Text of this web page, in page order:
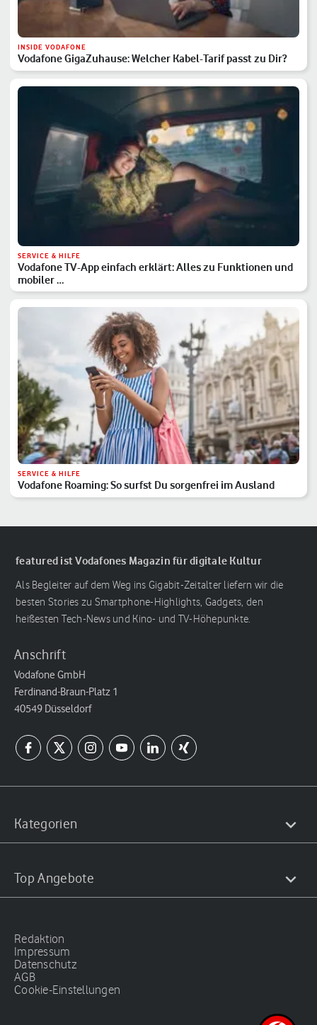
INSIDE VODAFONE
Vodafone GigaZuhause: Welcher Kabel-Tarif passt zu Dir?
SERVICE & HILFE
Vodafone TV-App einfach erklärt: Alles zu Funktionen und
mobiler …
SERVICE & HILFE
Vodafone Roaming: So surfst Du sorgenfrei im Ausland
featured ist Vodafones Magazin für digitale Kultur
Als Begleiter auf dem Weg ins Gigabit-Zeitalter liefern wir die
besten Stories zu Smartphone-Highlights, Gadgets, den
heißesten Tech-News und Kino- und TV-Höhepunkte.
Anschrift
Vodafone GmbH
Ferdinand-Braun-Platz 1
40549 Düsseldorf
Kategorien
Top Angebote
Redaktion
Impressum
Datenschutz
AGB
Cookie-Einstellungen